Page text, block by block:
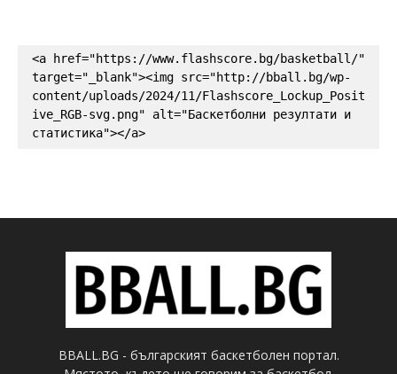
<a href="https://www.flashscore.bg/basketball/"
target="_blank"><img src="http://bball.bg/wp-
content/uploads/2024/11/Flashscore_Lockup_Posit
ive_RGB-svg.png" alt="Баскетболни резултати и
статистика"></a>
BBALL.BG - българският баскетболен портал.